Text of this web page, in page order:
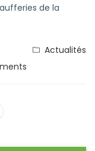
de la
Actualités